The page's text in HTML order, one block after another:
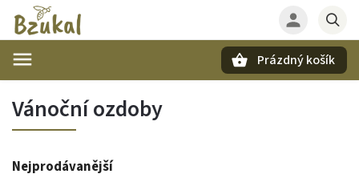
Prázdný košík
Vánoční ozdoby
Nejprodávanější